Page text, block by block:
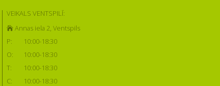
VEIKALS VENTSPILĪ:
Annas iela 2, Ventspils
P:
10:00-18:30
O:
10:00-18:30
T:
10:00-18:30
C:
10:00-18:30